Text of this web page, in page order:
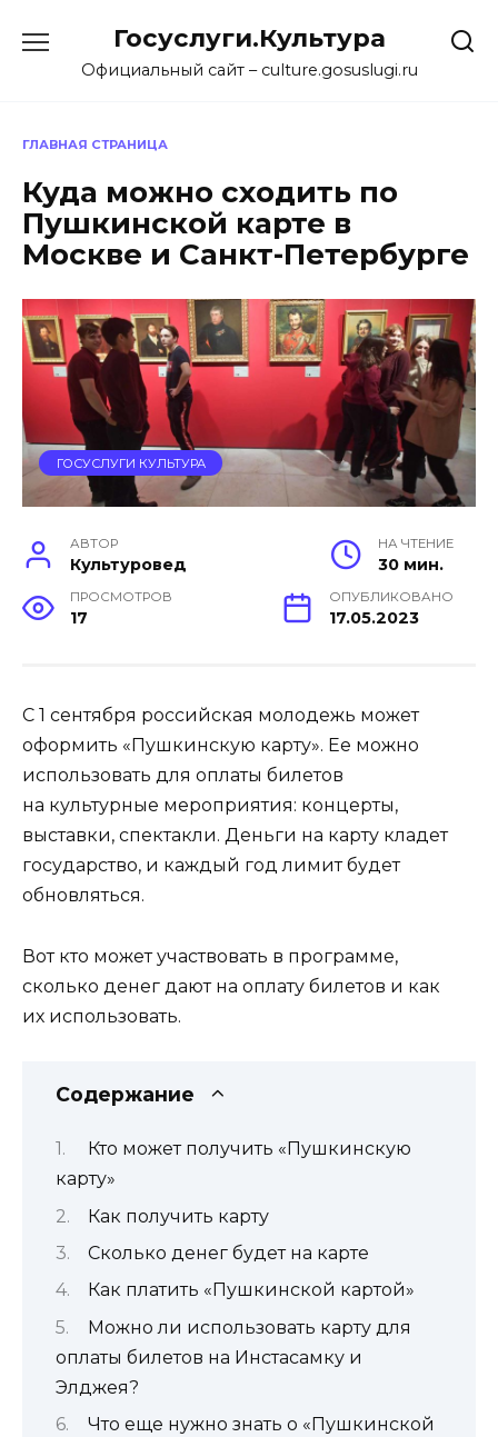
содержанию
Госуслуги.Культура
Официальный сайт – culture.gosuslugi.ru
ГЛАВНАЯ СТРАНИЦА
Куда можно сходить по
Пушкинской карте в
Москве и Санкт-Петербурге
ГОСУСЛУГИ КУЛЬТУРА
АВТОР
Культуровед
НА ЧТЕНИЕ
30 мин.
ПРОСМОТРОВ
17
ОПУБЛИКОВАНО
17.05.2023
С 1 сентября российская молодежь может
оформить «Пушкинскую карту». Ее можно
использовать для оплаты билетов
на культурные мероприятия: концерты,
выставки, спектакли. Деньги на карту кладет
государство, и каждый год лимит будет
обновляться.
Вот кто может участвовать в программе,
сколько денег дают на оплату билетов и как
их использовать.
Содержание
Кто может получить «Пушкинскую
карту»
Как получить карту
Сколько денег будет на карте
Как платить «Пушкинской картой»
Можно ли использовать карту для
оплаты билетов на Инстасамку и
Элджея?
Что еще нужно знать о «Пушкинской